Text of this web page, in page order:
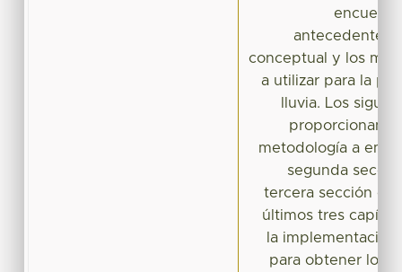
antecedentes,
conceptual y los
a utilizar para la
lluvia. Los
proporcionan
metodología a
segunda
tercera sección
últimos tres
la
para obtener los